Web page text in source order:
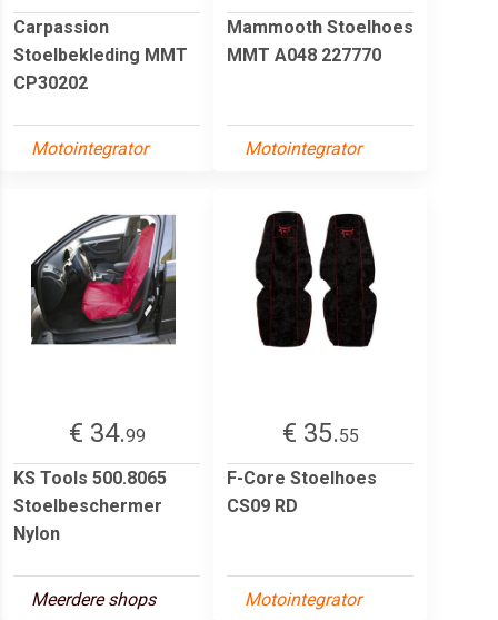
Carpassion
Stoelbekleding MMT
CP30202
Motointegrator
Mammooth Stoelhoes
MMT A048 227770
Motointegrator
€ 34.99
KS Tools 500.8065
Stoelbeschermer
Nylon
Meerdere shops
€ 35.55
F-Core Stoelhoes
CS09 RD
Motointegrator